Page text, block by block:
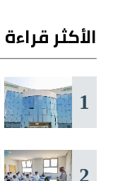
الأكثر قراءة
1